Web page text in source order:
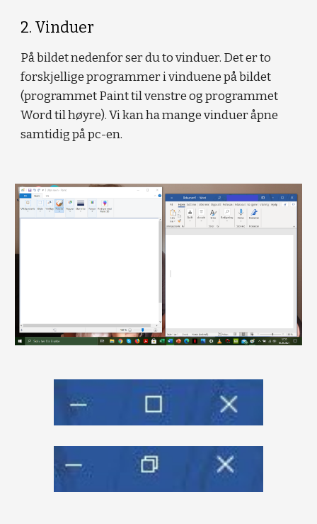
2. Vinduer
På bildet nedenfor ser du to vinduer. Det er to
forskjellige programmer i vinduene på bildet
(programmet Paint til venstre og programmet
Word til høyre). Vi kan ha mange vinduer åpne
samtidig på pc-en.